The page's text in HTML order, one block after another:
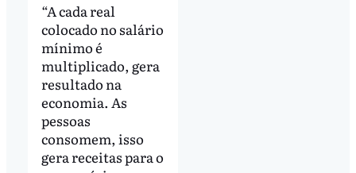
“A cada real
colocado no salário
mínimo é
multiplicado, gera
resultado na
economia. As
pessoas
consomem, isso
gera receitas para o